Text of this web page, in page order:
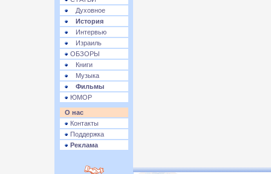
Духовное
История
Интервью
Израиль
ОБЗОРЫ
Книги
Музыка
Фильмы
ЮМОР
О нас
Контакты
Поддержка
Реклама